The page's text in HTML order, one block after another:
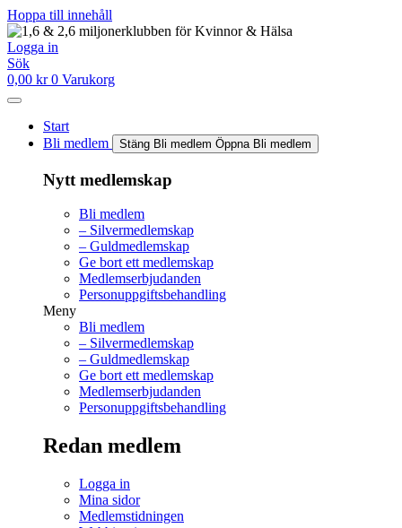
Hoppa till innehåll
Logga in
Sök
0,00 kr 0 Varukorg
Start
Bli medlem
Stäng Bli medlem Öppna Bli medlem
Nytt medlemskap
Bli medlem
– Silvermedlemskap
– Guldmedlemskap
Ge bort ett medlemskap
Medlemserbjudanden
Personuppgiftsbehandling
Meny
Bli medlem
– Silvermedlemskap
– Guldmedlemskap
Ge bort ett medlemskap
Medlemserbjudanden
Personuppgiftsbehandling
Redan medlem
Logga in
Mina sidor
Medlemstidningen